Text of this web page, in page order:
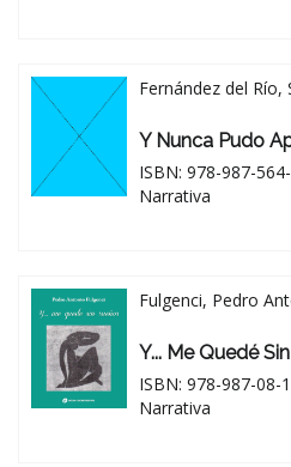
Fernández del Río,
Y Nunca Pudo
ISBN: 978-987-
Narrativa
Fulgenci, Pedro
Y... Me Quedé
ISBN: 978-987-08-
Narrativa